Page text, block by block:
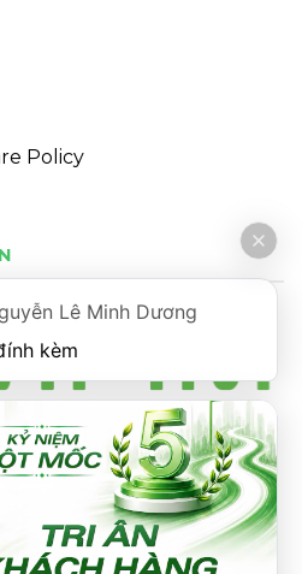
Policy
No. 0316863281
of Planning and
Lê Minh Dương
kèm